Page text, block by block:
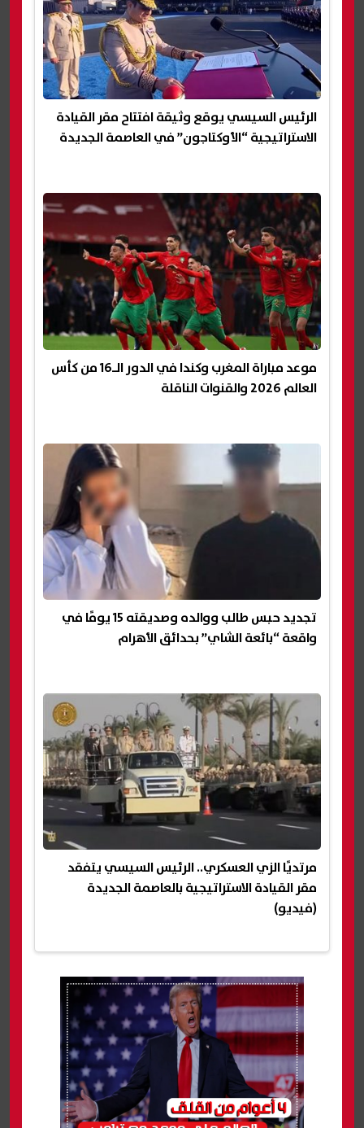
الرئيس السيسي يوقع وثيقة افتتاح مقر القيادة
الاستراتيجية “الأوكتاجون” في العاصمة الجديدة
موعد مباراة المغرب وكندا في الدور الـ16 من كأس
العالم 2026 والقنوات الناقلة
تجديد حبس طالب ووالده وصديقته 15 يومًا في
واقعة “بائعة الشاي” بحدائق الأهرام
مرتديًا الزي العسكري.. الرئيس السيسي يتفقد
مقر القيادة الاستراتيجية بالعاصمة الجديدة
(فيديو)